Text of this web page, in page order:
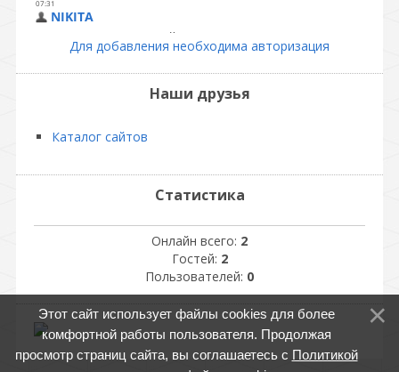
Для добавления необходима авторизация
Наши друзья
Каталог сайтов
Статистика
Онлайн всего: 2
Гостей: 2
Пользователей: 0
Этот сайт использует файлы cookies для более
комфортной работы пользователя. Продолжая
просмотр страниц сайта, вы соглашаетесь с Политикой